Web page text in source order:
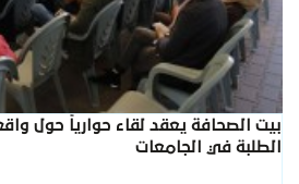
بيت الصحافة يعقد لقاء حوارياً حول
الطلبة في الجامعات